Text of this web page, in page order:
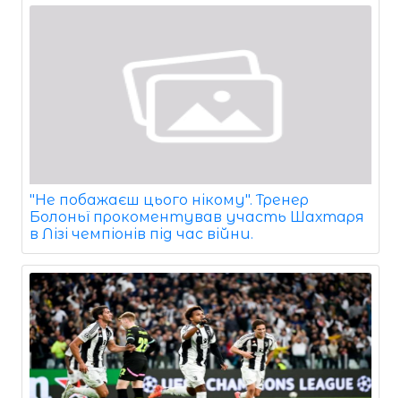
"Не побажаєш цього нікому". Тренер
Болоньї прокоментував участь Шахтаря
в Лізі чемпіонів під час війни.